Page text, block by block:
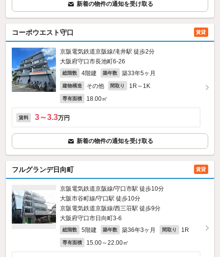
新着の物件の通知を受け取る
コーポウエスト守口 賃貸
京阪電気鉄道京阪線/滝井駅 徒歩2分
大阪府守口市長池町6-26
総階数 4階建 築年数 築33年5ヶ月
建物構造 その他 間取り 1R～1K
専有面積 18.00㎡
賃料 3～3.3万円
新着の物件の通知を受け取る
フルグランデ日向町 賃貸
京阪電気鉄道京阪線/守口市駅 徒歩10分
大阪市谷町線/守口駅 徒歩10分
京阪電気鉄道京阪線/西三荘駅 徒歩9分
大阪府守口市日向町3-6
総階数 5階建 築年数 築36年3ヶ月 間取り 1R
専有面積 15.00～22.00㎡